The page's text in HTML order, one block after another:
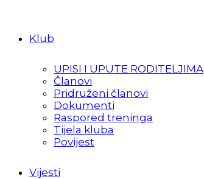
Klub
UPISI I UPUTE RODITELJIMA
Članovi
Pridruženi članovi
Dokumenti
Raspored treninga
Tijela kluba
Povijest
Vijesti